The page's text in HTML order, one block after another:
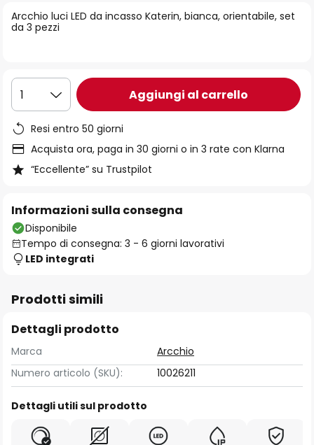
immagini
Arcchio luci LED da incasso Katerin, bianca, orientabile, set
da 3 pezzi
1 Aggiungi al carrello
Resi entro 50 giorni
Acquista ora, paga in 30 giorni o in 3 rate con Klarna
“Eccellente” su Trustpilot
Informazioni sulla consegna
Disponibile
Tempo di consegna: 3 - 6 giorni lavorativi
LED integrati
Prodotti simili
Dettagli prodotto
Marca
Arcchio
Numero articolo (SKU):
10026211
Dettagli utili sul prodotto